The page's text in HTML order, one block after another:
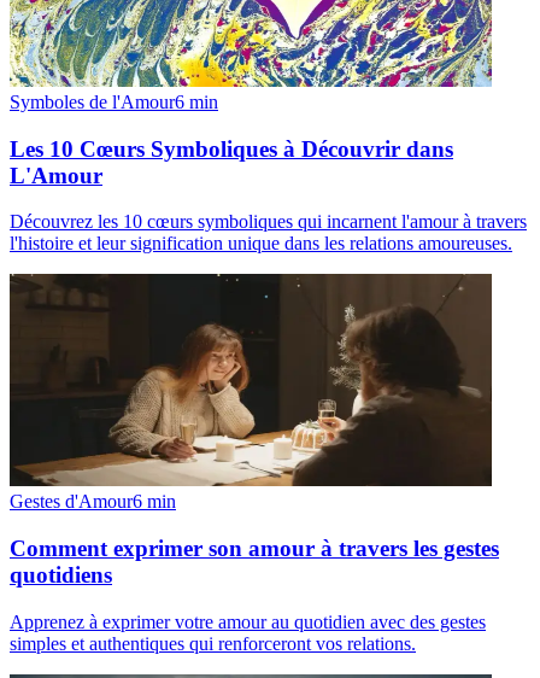
Symboles de l'Amour6 min
Les 10 Cœurs Symboliques à Découvrir dans
L'Amour
Découvrez les 10 cœurs symboliques qui incarnent l'amour à travers
l'histoire et leur signification unique dans les relations amoureuses.
Gestes d'Amour6 min
Comment exprimer son amour à travers les gestes
quotidiens
Apprenez à exprimer votre amour au quotidien avec des gestes
simples et authentiques qui renforceront vos relations.